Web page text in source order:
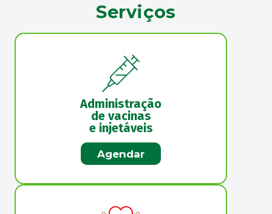
Serviços
Administração
de vacinas
e injetáveis
Agendar